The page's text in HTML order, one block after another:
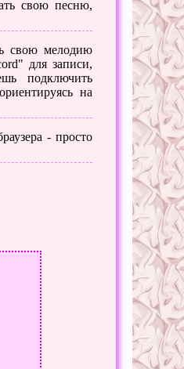
свою песню,
свою мелодию
для записи,
подключить
на
- просто